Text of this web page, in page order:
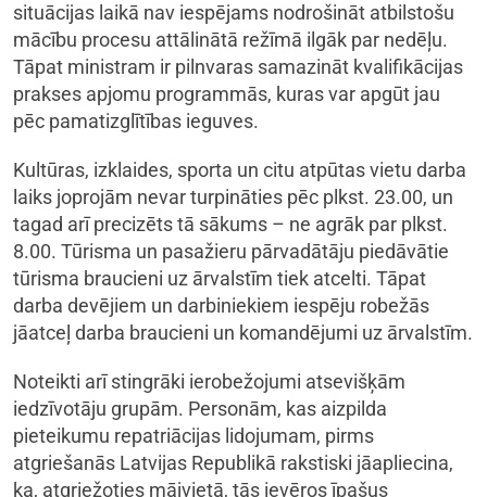
situācijas laikā nav iespējams nodrošināt atbilstošu
mācību procesu attālinātā režīmā ilgāk par nedēļu.
Tāpat ministram ir pilnvaras samazināt kvalifikācijas
prakses apjomu programmās, kuras var apgūt jau
pēc pamatizglītības ieguves.
Kultūras, izklaides, sporta un citu atpūtas vietu darba
laiks joprojām nevar turpināties pēc plkst. 23.00, un
tagad arī precizēts tā sākums – ne agrāk par plkst.
8.00. Tūrisma un pasažieru pārvadātāju piedāvātie
tūrisma braucieni uz ārvalstīm tiek atcelti. Tāpat
darba devējiem un darbiniekiem iespēju robežās
jāatceļ darba braucieni un komandējumi uz ārvalstīm.
Noteikti arī stingrāki ierobežojumi atsevišķām
iedzīvotāju grupām. Personām, kas aizpilda
pieteikumu repatriācijas lidojumam, pirms
atgriešanās Latvijas Republikā rakstiski jāapliecina,
ka, atgriežoties mājvietā, tās ievēros īpašus